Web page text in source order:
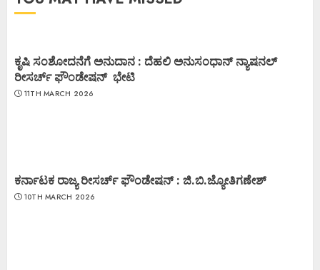
ಕೃಷಿ ಸಂಶೋದನೆಗೆ ಅನುದಾನ : ದೆಹಲಿ ಅನುಸಂಧಾನ್ ನ್ಯಾಷನಲ್
ರೀಸರ್ಚ್ ಫೌಂಡೇಷನ್ ಭೇಟಿ
11TH MARCH 2026
ಕರ್ನಾಟಕ ರಾಜ್ಯ ರೀಸರ್ಚ್ ಫೌಂಡೇಷನ್ : ಜಿ.ಬಿ.ಜ್ಯೋತಿಗಣೇಶ್
10TH MARCH 2026